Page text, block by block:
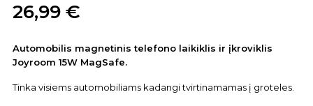
26,99 €
Automobilis magnetinis telefono laikiklis ir įkroviklis
Joyroom 15W MagSafe.
Tinka visiems automobiliams kadangi tvirtinamamas į groteles.